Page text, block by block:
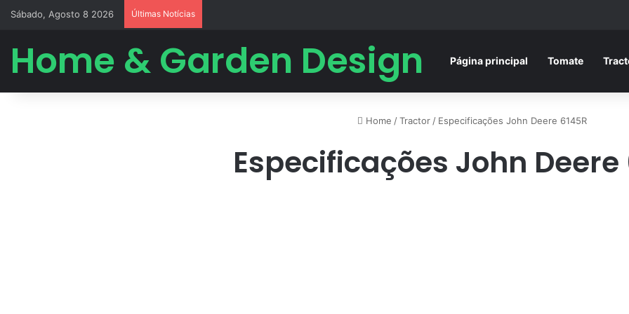
Sábado, Agosto 8 2026 Últimas Notícias
Home & Garden Design Página principal Tomate
Home / Tractor / Especificações John Deere 6145R
Especificações John Deere